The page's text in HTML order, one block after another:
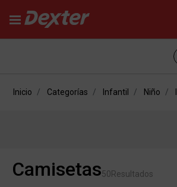
Inicio Categorías Infantil Niño
Camisetas50Resultados